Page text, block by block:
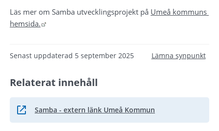
Läs mer om Samba utvecklingsprojekt på Umeå kommuns
hemsida.
Senast uppdaterad 5 september 2025 Lämna synpunkt
Relaterat innehåll
Samba - extern länk Umeå Kommun
Länk till annan webbplats.